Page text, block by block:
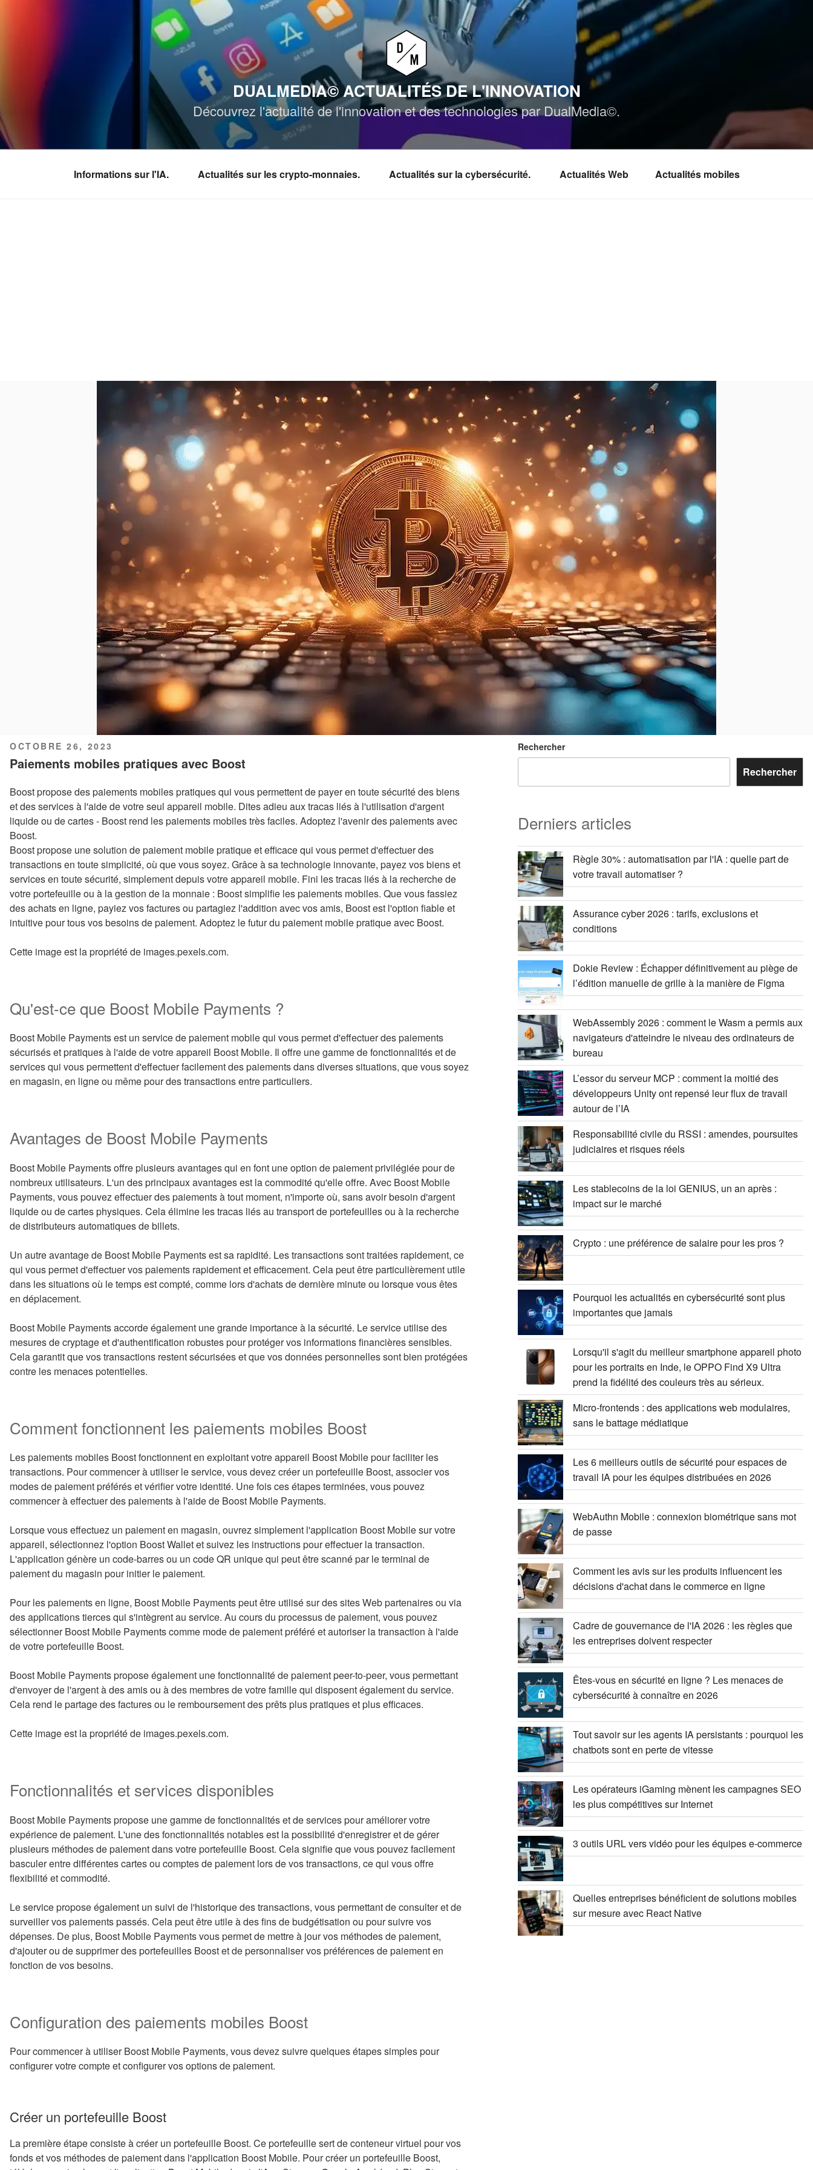
DUALMEDIA© ACTUALITÉS DE L'INNOVATION
Découvrez l'actualité de l'innovation et des technologies par DualMedia©.
Informations sur l'IA. Actualités sur les crypto-monnaies. Actualités sur la cybersécurité. Actualités Web Actualités mobiles
PUBLIÉ
LE
OCTOBRE 26, 2023
Paiements mobiles pratiques avec Boost
Boost propose des paiements mobiles pratiques qui vous permettent de payer en toute sécurité des biens
et des services à l'aide de votre seul appareil mobile. Dites adieu aux tracas liés à l'utilisation d'argent
liquide ou de cartes - Boost rend les paiements mobiles très faciles. Adoptez l'avenir des paiements avec
Boost.
Boost propose une solution de paiement mobile pratique et efficace qui vous permet d'effectuer des
transactions en toute simplicité, où que vous soyez. Grâce à sa technologie innovante, payez vos biens et
services en toute sécurité, simplement depuis votre appareil mobile. Fini les tracas liés à la recherche de
votre portefeuille ou à la gestion de la monnaie : Boost simplifie les paiements mobiles. Que vous fassiez
des achats en ligne, payiez vos factures ou partagiez l'addition avec vos amis, Boost est l'option fiable et
intuitive pour tous vos besoins de paiement. Adoptez le futur du paiement mobile pratique avec Boost.
Cette image est la propriété de images.pexels.com.
Qu'est-ce que Boost Mobile Payments ?
Boost Mobile Payments est un service de paiement mobile qui vous permet d'effectuer des paiements
sécurisés et pratiques à l'aide de votre appareil Boost Mobile. Il offre une gamme de fonctionnalités et de
services qui vous permettent d'effectuer facilement des paiements dans diverses situations, que vous soyez
en magasin, en ligne ou même pour des transactions entre particuliers.
Avantages de Boost Mobile Payments
Boost Mobile Payments offre plusieurs avantages qui en font une option de paiement privilégiée pour de
nombreux utilisateurs. L'un des principaux avantages est la commodité qu'elle offre. Avec Boost Mobile
Payments, vous pouvez effectuer des paiements à tout moment, n'importe où, sans avoir besoin d'argent
liquide ou de cartes physiques. Cela élimine les tracas liés au transport de portefeuilles ou à la recherche
de distributeurs automatiques de billets.
Un autre avantage de Boost Mobile Payments est sa rapidité. Les transactions sont traitées rapidement, ce
qui vous permet d'effectuer vos paiements rapidement et efficacement. Cela peut être particulièrement utile
dans les situations où le temps est compté, comme lors d'achats de dernière minute ou lorsque vous êtes
en déplacement.
Boost Mobile Payments accorde également une grande importance à la sécurité. Le service utilise des
mesures de cryptage et d'authentification robustes pour protéger vos informations financières sensibles.
Cela garantit que vos transactions restent sécurisées et que vos données personnelles sont bien protégées
contre les menaces potentielles.
Comment fonctionnent les paiements mobiles Boost
Les paiements mobiles Boost fonctionnent en exploitant votre appareil Boost Mobile pour faciliter les
transactions. Pour commencer à utiliser le service, vous devez créer un portefeuille Boost, associer vos
modes de paiement préférés et vérifier votre identité. Une fois ces étapes terminées, vous pouvez
commencer à effectuer des paiements à l'aide de Boost Mobile Payments.
Lorsque vous effectuez un paiement en magasin, ouvrez simplement l'application Boost Mobile sur votre
appareil, sélectionnez l'option Boost Wallet et suivez les instructions pour effectuer la transaction.
L'application génère un code-barres ou un code QR unique qui peut être scanné par le terminal de
paiement du magasin pour initier le paiement.
Pour les paiements en ligne, Boost Mobile Payments peut être utilisé sur des sites Web partenaires ou via
des applications tierces qui s'intègrent au service. Au cours du processus de paiement, vous pouvez
sélectionner Boost Mobile Payments comme mode de paiement préféré et autoriser la transaction à l'aide
de votre portefeuille Boost.
Boost Mobile Payments propose également une fonctionnalité de paiement peer-to-peer, vous permettant
d'envoyer de l'argent à des amis ou à des membres de votre famille qui disposent également du service.
Cela rend le partage des factures ou le remboursement des prêts plus pratiques et plus efficaces.
Cette image est la propriété de images.pexels.com.
Fonctionnalités et services disponibles
Boost Mobile Payments propose une gamme de fonctionnalités et de services pour améliorer votre
expérience de paiement. L'une des fonctionnalités notables est la possibilité d'enregistrer et de gérer
plusieurs méthodes de paiement dans votre portefeuille Boost. Cela signifie que vous pouvez facilement
basculer entre différentes cartes ou comptes de paiement lors de vos transactions, ce qui vous offre
flexibilité et commodité.
Le service propose également un suivi de l'historique des transactions, vous permettant de consulter et de
surveiller vos paiements passés. Cela peut être utile à des fins de budgétisation ou pour suivre vos
dépenses. De plus, Boost Mobile Payments vous permet de mettre à jour vos méthodes de paiement,
d'ajouter ou de supprimer des portefeuilles Boost et de personnaliser vos préférences de paiement en
fonction de vos besoins.
Configuration des paiements mobiles Boost
Pour commencer à utiliser Boost Mobile Payments, vous devez suivre quelques étapes simples pour
configurer votre compte et configurer vos options de paiement.
Créer un portefeuille Boost
La première étape consiste à créer un portefeuille Boost. Ce portefeuille sert de conteneur virtuel pour vos
fonds et vos méthodes de paiement dans l'application Boost Mobile. Pour créer un portefeuille Boost,
Rechercher
Rechercher
Derniers articles
Règle 30% : automatisation par l'IA : quelle part de
votre travail automatiser ?
Assurance cyber 2026 : tarifs, exclusions et
conditions
Dokie Review : Échapper définitivement au piège de
l’édition manuelle de grille à la manière de Figma
WebAssembly 2026 : comment le Wasm a permis aux
navigateurs d'atteindre le niveau des ordinateurs de
bureau
L’essor du serveur MCP : comment la moitié des
développeurs Unity ont repensé leur flux de travail
autour de l’IA
Responsabilité civile du RSSI : amendes, poursuites
judiciaires et risques réels
Les stablecoins de la loi GENIUS, un an après :
impact sur le marché
Crypto : une préférence de salaire pour les pros ?
Pourquoi les actualités en cybersécurité sont plus
importantes que jamais
Lorsqu'il s'agit du meilleur smartphone appareil photo
pour les portraits en Inde, le OPPO Find X9 Ultra
prend la fidélité des couleurs très au sérieux.
Micro-frontends : des applications web modulaires,
sans le battage médiatique
Les 6 meilleurs outils de sécurité pour espaces de
travail IA pour les équipes distribuées en 2026
WebAuthn Mobile : connexion biométrique sans mot
de passe
Comment les avis sur les produits influencent les
décisions d'achat dans le commerce en ligne
Cadre de gouvernance de l'IA 2026 : les règles que
les entreprises doivent respecter
Êtes-vous en sécurité en ligne ? Les menaces de
cybersécurité à connaître en 2026
Tout savoir sur les agents IA persistants : pourquoi les
chatbots sont en perte de vitesse
Les opérateurs iGaming mènent les campagnes SEO
les plus compétitives sur Internet
3 outils URL vers vidéo pour les équipes e-commerce
Quelles entreprises bénéficient de solutions mobiles
sur mesure avec React Native